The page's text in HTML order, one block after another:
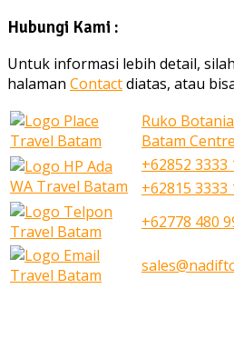
Hubungi Kami :
Untuk informasi lebih detail,
halaman Contactdiatas, atau
Ruko
Batam
+62852 3333
+62815 3333
+62778 480